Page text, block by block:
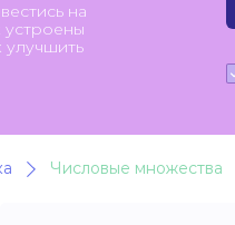
на
устроены
улучшить
Числовые множества